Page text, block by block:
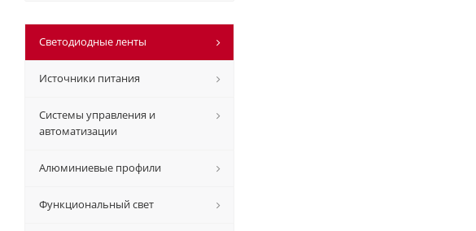
Светодиодные ленты
Источники питания
Системы управления и
автоматизации
Алюминиевые профили
Функциональный свет